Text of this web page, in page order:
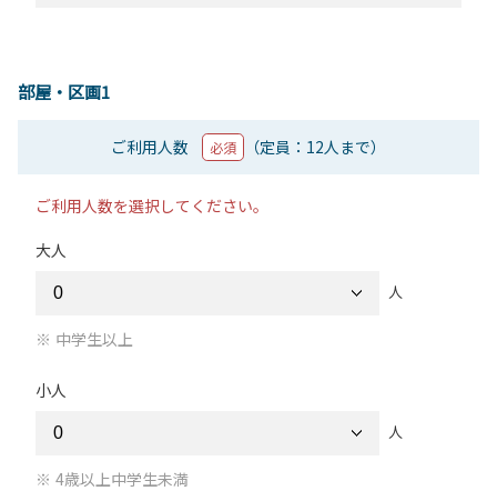
部屋・区画1
ご利用人数 必須 （定員：12人まで）
ご利用人数を選択してください。
大人
人
中学生以上
小人
人
4歳以上中学生未満